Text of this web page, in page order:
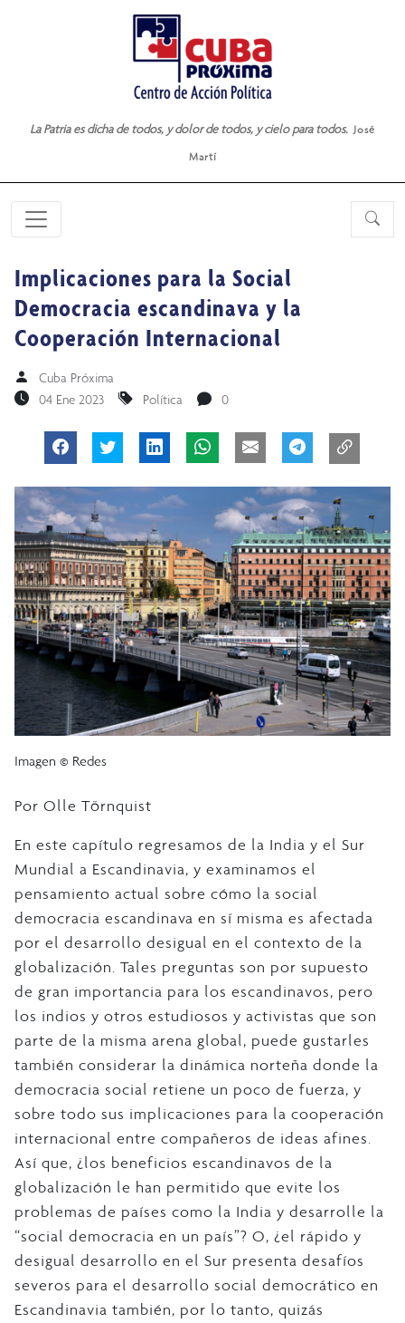
La Patria es dicha de todos, y dolor de todos, y cielo para todos. José
Martí
Implicaciones para la Social
Democracia escandinava y la
Cooperación Internacional
Cuba Próxima
04 Ene 2023
Política 0
Imagen © Redes
Por Olle Törnquist
En este capítulo regresamos de la India y el Sur
Mundial a Escandinavia, y examinamos el
pensamiento actual sobre cómo la social
democracia escandinava en sí misma es afectada
por el desarrollo desigual en el contexto de la
globalización. Tales preguntas son por supuesto
de gran importancia para los escandinavos, pero
los indios y otros estudiosos y activistas que son
parte de la misma arena global, puede gustarles
también considerar la dinámica norteña donde la
democracia social retiene un poco de fuerza, y
sobre todo sus implicaciones para la cooperación
internacional entre compañeros de ideas afines.
Así que, ¿los beneficios escandinavos de la
globalización le han permitido que evite los
problemas de países como la India y desarrolle la
“social democracia en un país”? O, ¿el rápido y
desigual desarrollo en el Sur presenta desafíos
severos para el desarrollo social democrático en
Escandinavia también, por lo tanto, quizás